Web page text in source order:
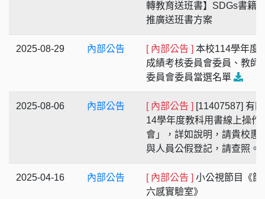
轉教育送班書】SDGs書籍
推廣送班書方案
2025-08-29 內部公告 [ 內部公告 ] 本校114學年度
成績考核委員會委員、教師
委員會委員當選名單
2025-08-06 內部公告 [ 內部公告 ] [11407587] 有
14學年度教科用書線上操作
會」，詳如說明，請貴校惠
與人員公假登記，請查照。
2025-04-16 內部公告 [ 內部公告 ] 小公視節目《節
六感實驗室》